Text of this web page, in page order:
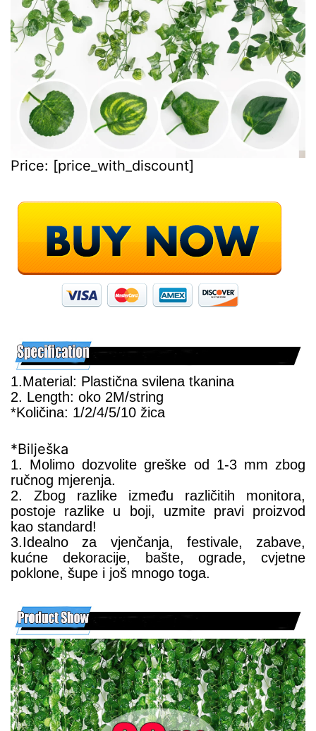
Price: [price_with_discount]
1.Material: Plastična svilena tkanina
2. Length: oko 2M/string
*Količina: 1/2/4/5/10 žica
*Bilješka
1. Molimo dozvolite greške od 1-3 mm zbog
ručnog mjerenja.
2. Zbog razlike između različitih monitora,
postoje razlike u boji, uzmite pravi proizvod
kao standard!
3.Idealno za vjenčanja, festivale, zabave,
kućne dekoracije, bašte, ograde, cvjetne
poklone, šupe i još mnogo toga.